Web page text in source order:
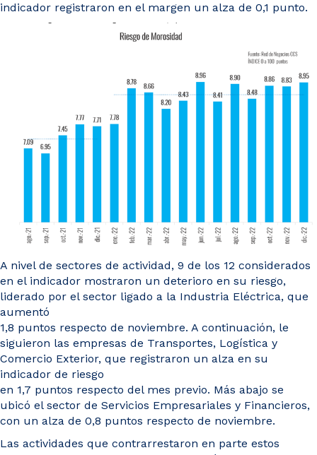
indicador registraron en el margen un alza de 0,1 punto.
A nivel de sectores de actividad, 9 de los 12 considerados
en el indicador mostraron un deterioro en su riesgo,
liderado por el sector ligado a la Industria Eléctrica, que
aumentó
1,8 puntos respecto de noviembre. A continuación, le
siguieron las empresas de Transportes, Logística y
Comercio Exterior, que registraron un alza en su
indicador de riesgo
en 1,7 puntos respecto del mes previo. Más abajo se
ubicó el sector de Servicios Empresariales y Financieros,
con un alza de 0,8 puntos respecto de noviembre.
Las actividades que contrarrestaron en parte estos